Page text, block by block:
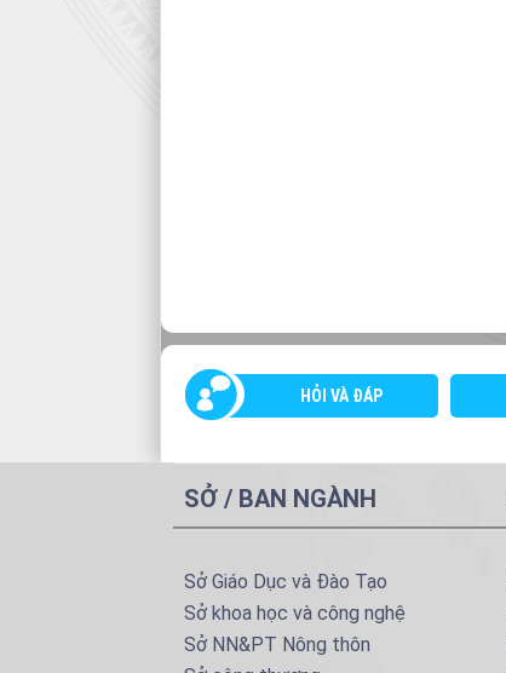
HỎI VÀ ĐÁP
SỞ / BAN NGÀNH
Sở Giáo Dục và Đào Tạo
Sở khoa học và công nghệ
Sở NN&PT Nông thôn